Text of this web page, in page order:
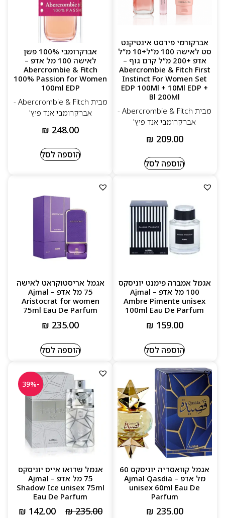
אברקורמי פירסט אינטיקנט
סט לאישה 100 מ”ל+10 מ”ל
אדפ +200 מ”ל קרם גוף –
Abercrombie & Fitch First
Instinct For Women Set
EDP 100Ml + 10Ml EDP +
Bl 200Ml
מבית Abercrombie & Fitch -
אברקרומבי אנד פיץ'
₪ 209.00
הוספה לסל
אברקרומבי 100% פשן
לאישה 100 מל אדפ –
Abercrombie & Fitch
100% Passion for Women
100ml EDP
מבית Abercrombie & Fitch -
אברקרומבי אנד פיץ'
₪ 248.00
הוספה לסל
אגמל אמברה פימנט יוניסקס
100 מל אדפ – Ajmal
Ambre Pimente unisex
100ml Eau De Parfum
₪ 159.00
הוספה לסל
אגמל אריסטוקראט לאישה
75 מל אדפ – Ajmal
Aristocrat for women
75ml Eau De Parfum
₪ 235.00
הוספה לסל
אגמל קוואסדיה יוניסקס 60
מל אדפ – Ajmal Qasdia
unisex 60ml Eau De
Parfum
₪ 235.00
-39%
אגמל שדואו אייס יוניסקס
75 מל אדפ – Ajmal
Shadow Ice unisex 75ml
Eau De Parfum
₪235.00
₪ 142.00